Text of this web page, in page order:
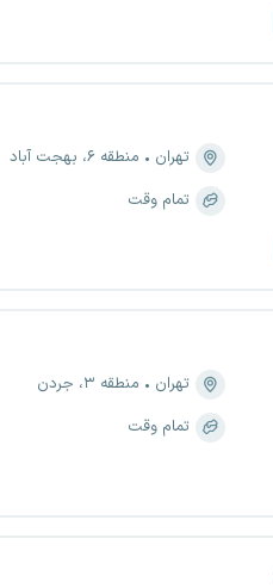
تهران
منطقه ۶، بهجت آباد
تمام وقت
تهران
منطقه ۳، جردن
تمام وقت